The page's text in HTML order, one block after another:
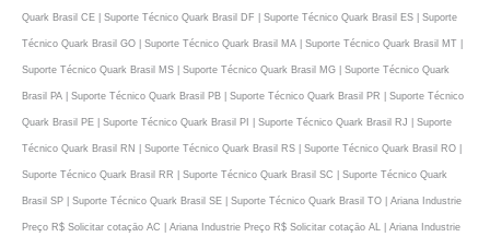
Quark Brasil CE | Suporte Técnico Quark Brasil DF | Suporte Técnico Quark Brasil ES | Suporte
Técnico Quark Brasil GO | Suporte Técnico Quark Brasil MA | Suporte Técnico Quark Brasil MT |
Suporte Técnico Quark Brasil MS | Suporte Técnico Quark Brasil MG | Suporte Técnico Quark
Brasil PA | Suporte Técnico Quark Brasil PB | Suporte Técnico Quark Brasil PR | Suporte Técnico
Quark Brasil PE | Suporte Técnico Quark Brasil PI | Suporte Técnico Quark Brasil RJ | Suporte
Técnico Quark Brasil RN | Suporte Técnico Quark Brasil RS | Suporte Técnico Quark Brasil RO |
Suporte Técnico Quark Brasil RR | Suporte Técnico Quark Brasil SC | Suporte Técnico Quark
Brasil SP | Suporte Técnico Quark Brasil SE | Suporte Técnico Quark Brasil TO | Ariana Industrie
Preço R$ Solicitar cotaçāo AC | Ariana Industrie Preço R$ Solicitar cotaçāo AL | Ariana Industrie